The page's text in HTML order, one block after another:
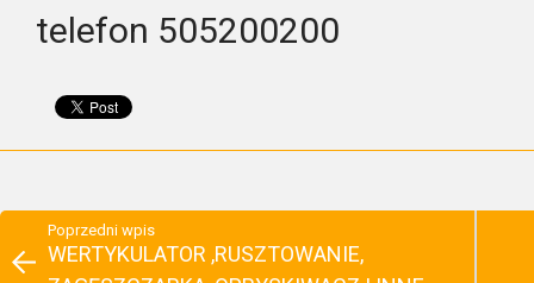
telefon 505200200
Poprzedni wpis
WERTYKULATOR ,RUSZTOWANIE,